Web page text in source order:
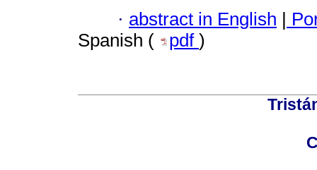
· abstract in English |
Spanish (
pdf )